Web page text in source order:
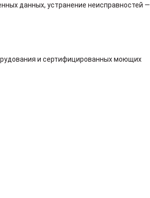
данных, устранение неисправностей —
и сертифицированных моющих